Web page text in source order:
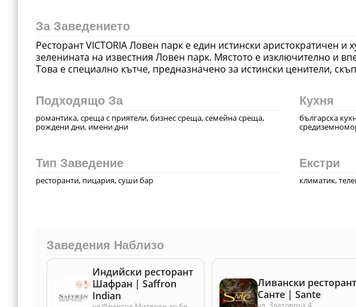
За Заведението
Ресторант VICTORIA Ловен парк е един истински аристократичен и
зеленината на известния Ловен парк. Мястото е изключително и
Това е специално кътче, предназначено за истински ценители,
Подходящо За
романтика, среща с приятели, бизнес среща, семейна среща,
рождени дни, имени дни
Тип Заведение
ресторанти, пицария, суши бар
Кухня
българска
Екстри
климатик,
Заведения Наблизо
Индийски ресторант
Шафран | Saffron
Indian
Ливански ресторант
Санте | Sante
ул. Златовръх 4